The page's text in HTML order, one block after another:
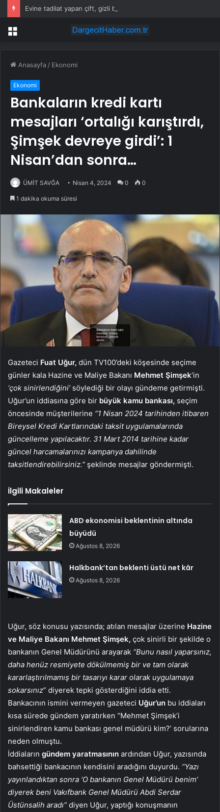
Menü
Anasayfa / Ekonomi
Ekonomi
Bankaların kredi kartı
mesajları ‘ortalığı karıştırdı,
Şimşek devreye girdi’: 1
Nisan’dan sonra…
ÜMİT SAVĞA Nisan 4, 2024 0 0
1 dakika okuma süresi
Gazeteci Fuat Uğur, dün TV100’deki köşesinde seçime
günler kala Hazine ve Maliye Bakanı Mehmet Şimşek‘in
‘çok sinirlendiğini’söylediği bir olayı gündeme getirmişti.
Uğur’un iddiasına göre bir büyük kamu bankası, seçim
öncesinde müşterilerine “1 Nisan 2024 tarihinden itibaren
Bireysel Kredi Kartlarındaki taksit uygulamalarında
güncelleme yapılacaktır. 31 Mart 2014 tarihine kadar
güncel harcamalarınızı kampanya dahilinde
taksitlendirebilirsiniz.” şeklinde mesajlar göndermişti.
İlgili Makaleler
ABD ekonomisi beklentinin altında
büyüdü
Ağustos 8, 2026
Halkbank’tan beklenti üstü net kâr
Ağustos 8, 2026
Uğur, söz konusu yazısında; atılan mesajlar üzerine Hazine
ve Maliye Bakanı Mehmet Şimşek, çok sinirli bir şekilde o
bankanın Genel Müdürünü arayarak “Bunu nasıl yaparsınız,
daha henüz resmiyete dökülmemiş bir ve tam olarak
kararlaştırılmamış bir tasarıyı karar olarak uygulamaya
sokarsınız” diyerek tepki gösterdiğini iddia etti.
Bankacının ismini vermeyen gazeteci Uğur’un bu iddiaları
kısa sürede gündem yaratırken “Mehmet Şimşek’i
sinirlendiren kamu bankası genel müdürü kim?’ sorularına
neden olmuştu.
İddiaların gündem yaratmasının ardından Uğur, yazısında
bahsettiği bankacının kendisini aradığını duyurdu. “Yazı
yayınlandıktan sonra ‘O bankanın Genel Müdürü benim’
diyerek beni Vakıfbank Genel Müdürü Abdi Serdar
Üstünsalih aradı” diyen Uğur, yaptığı konuşmanın